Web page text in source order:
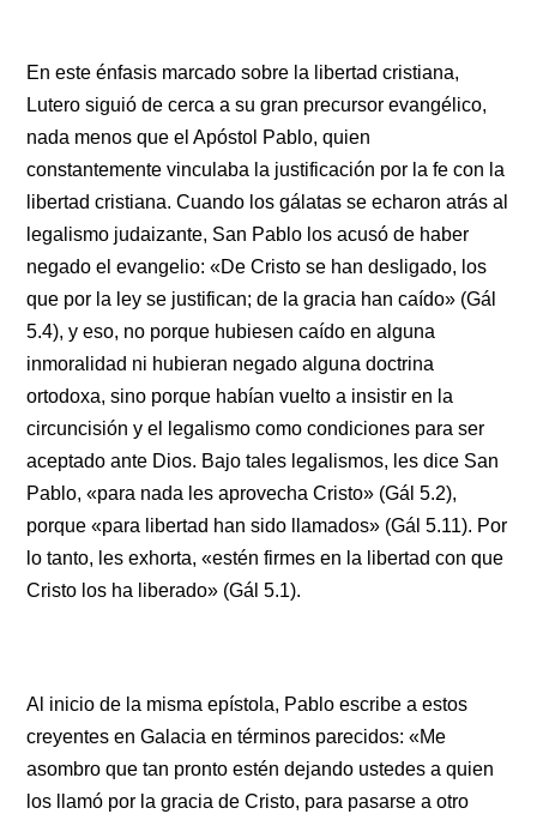
En este énfasis marcado sobre la libertad cristiana,
Lutero siguió de cerca a su gran precursor evangélico,
nada menos que el Apóstol Pablo, quien
constantemente vinculaba la justificación por la fe con la
libertad cristiana. Cuando los gálatas se echaron atrás al
legalismo judaizante, San Pablo los acusó de haber
negado el evangelio: «De Cristo se han desligado, los
que por la ley se justifican; de la gracia han caído» (Gál
5.4), y eso, no porque hubiesen caído en alguna
inmoralidad ni hubieran negado alguna doctrina
ortodoxa, sino porque habían vuelto a insistir en la
circuncisión y el legalismo como condiciones para ser
aceptado ante Dios. Bajo tales legalismos, les dice San
Pablo, «para nada les aprovecha Cristo» (Gál 5.2),
porque «para libertad han sido llamados» (Gál 5.11). Por
lo tanto, les exhorta, «estén firmes en la libertad con que
Cristo los ha liberado» (Gál 5.1).
Al inicio de la misma epístola, Pablo escribe a estos
creyentes en Galacia en términos parecidos: «Me
asombro que tan pronto estén dejando ustedes a quien
los llamó por la gracia de Cristo, para pasarse a otro